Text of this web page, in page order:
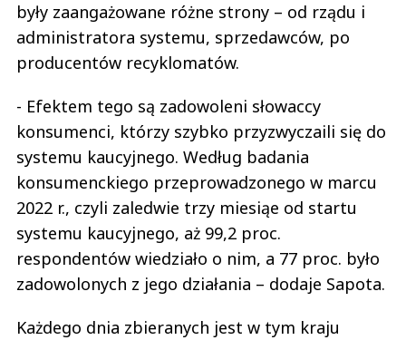
były zaangażowane różne strony – od rządu i
administratora systemu, sprzedawców, po
producentów recyklomatów.
- Efektem tego są zadowoleni słowaccy
konsumenci, którzy szybko przyzwyczaili się do
systemu kaucyjnego. Według badania
konsumenckiego przeprowadzonego w marcu
2022 r., czyli zaledwie trzy miesiąe od startu
systemu kaucyjnego, aż 99,2 proc.
respondentów wiedziało o nim, a 77 proc. było
zadowolonych z jego działania – dodaje Sapota.
Każdego dnia zbieranych jest w tym kraju